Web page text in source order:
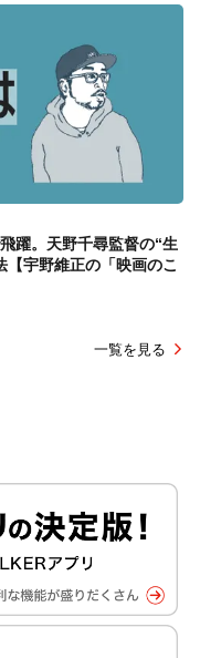
躍。天野千尋監督の“生
【宇野維正の「映画のこ
一覧を見る